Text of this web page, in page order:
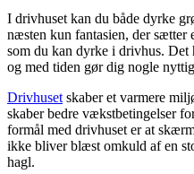
I drivhuset kan du både dyrke
næsten kun fantasien, der sætter
som du kan dyrke i drivhus.
og med tiden gør dig nogle
Drivhuset skaber et varmere
skaber bedre vækstbetingelser
formål med drivhuset er at
ikke bliver blæst omkuld af en
hagl.